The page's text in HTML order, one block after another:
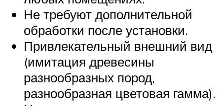
Не требуют дополнительной
обработки после установки.
Привлекательный внешний вид
(имитация древесины
разнообразных пород,
разнообразная цветовая гамма).